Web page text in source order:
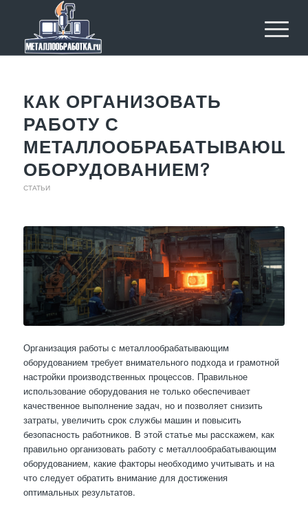
КАК ОРГАНИЗОВАТЬ
РАБОТУ С
ОБОРУДОВАНИЕМ?
СТАТЬИ
Организация работы с металлообрабатывающим
оборудованием требует внимательного подхода и грамотной
настройки производственных процессов. Правильное
использование оборудования не только обеспечивает
качественное выполнение задач, но и позволяет снизить
затраты, увеличить срок службы машин и повысить
безопасность работников. В этой статье мы расскажем, как
правильно организовать работу с металлообрабатывающим
оборудованием, какие факторы необходимо учитывать и на
что следует обратить внимание для достижения
оптимальных результатов.